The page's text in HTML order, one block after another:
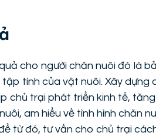
cho người chăn nuôi đó là
tính của vật nuôi. Xây dựng
chủ trại phát triển kinh tế,
am hiểu về tình hình chăn
từ đó, tư vấn cho chủ trại